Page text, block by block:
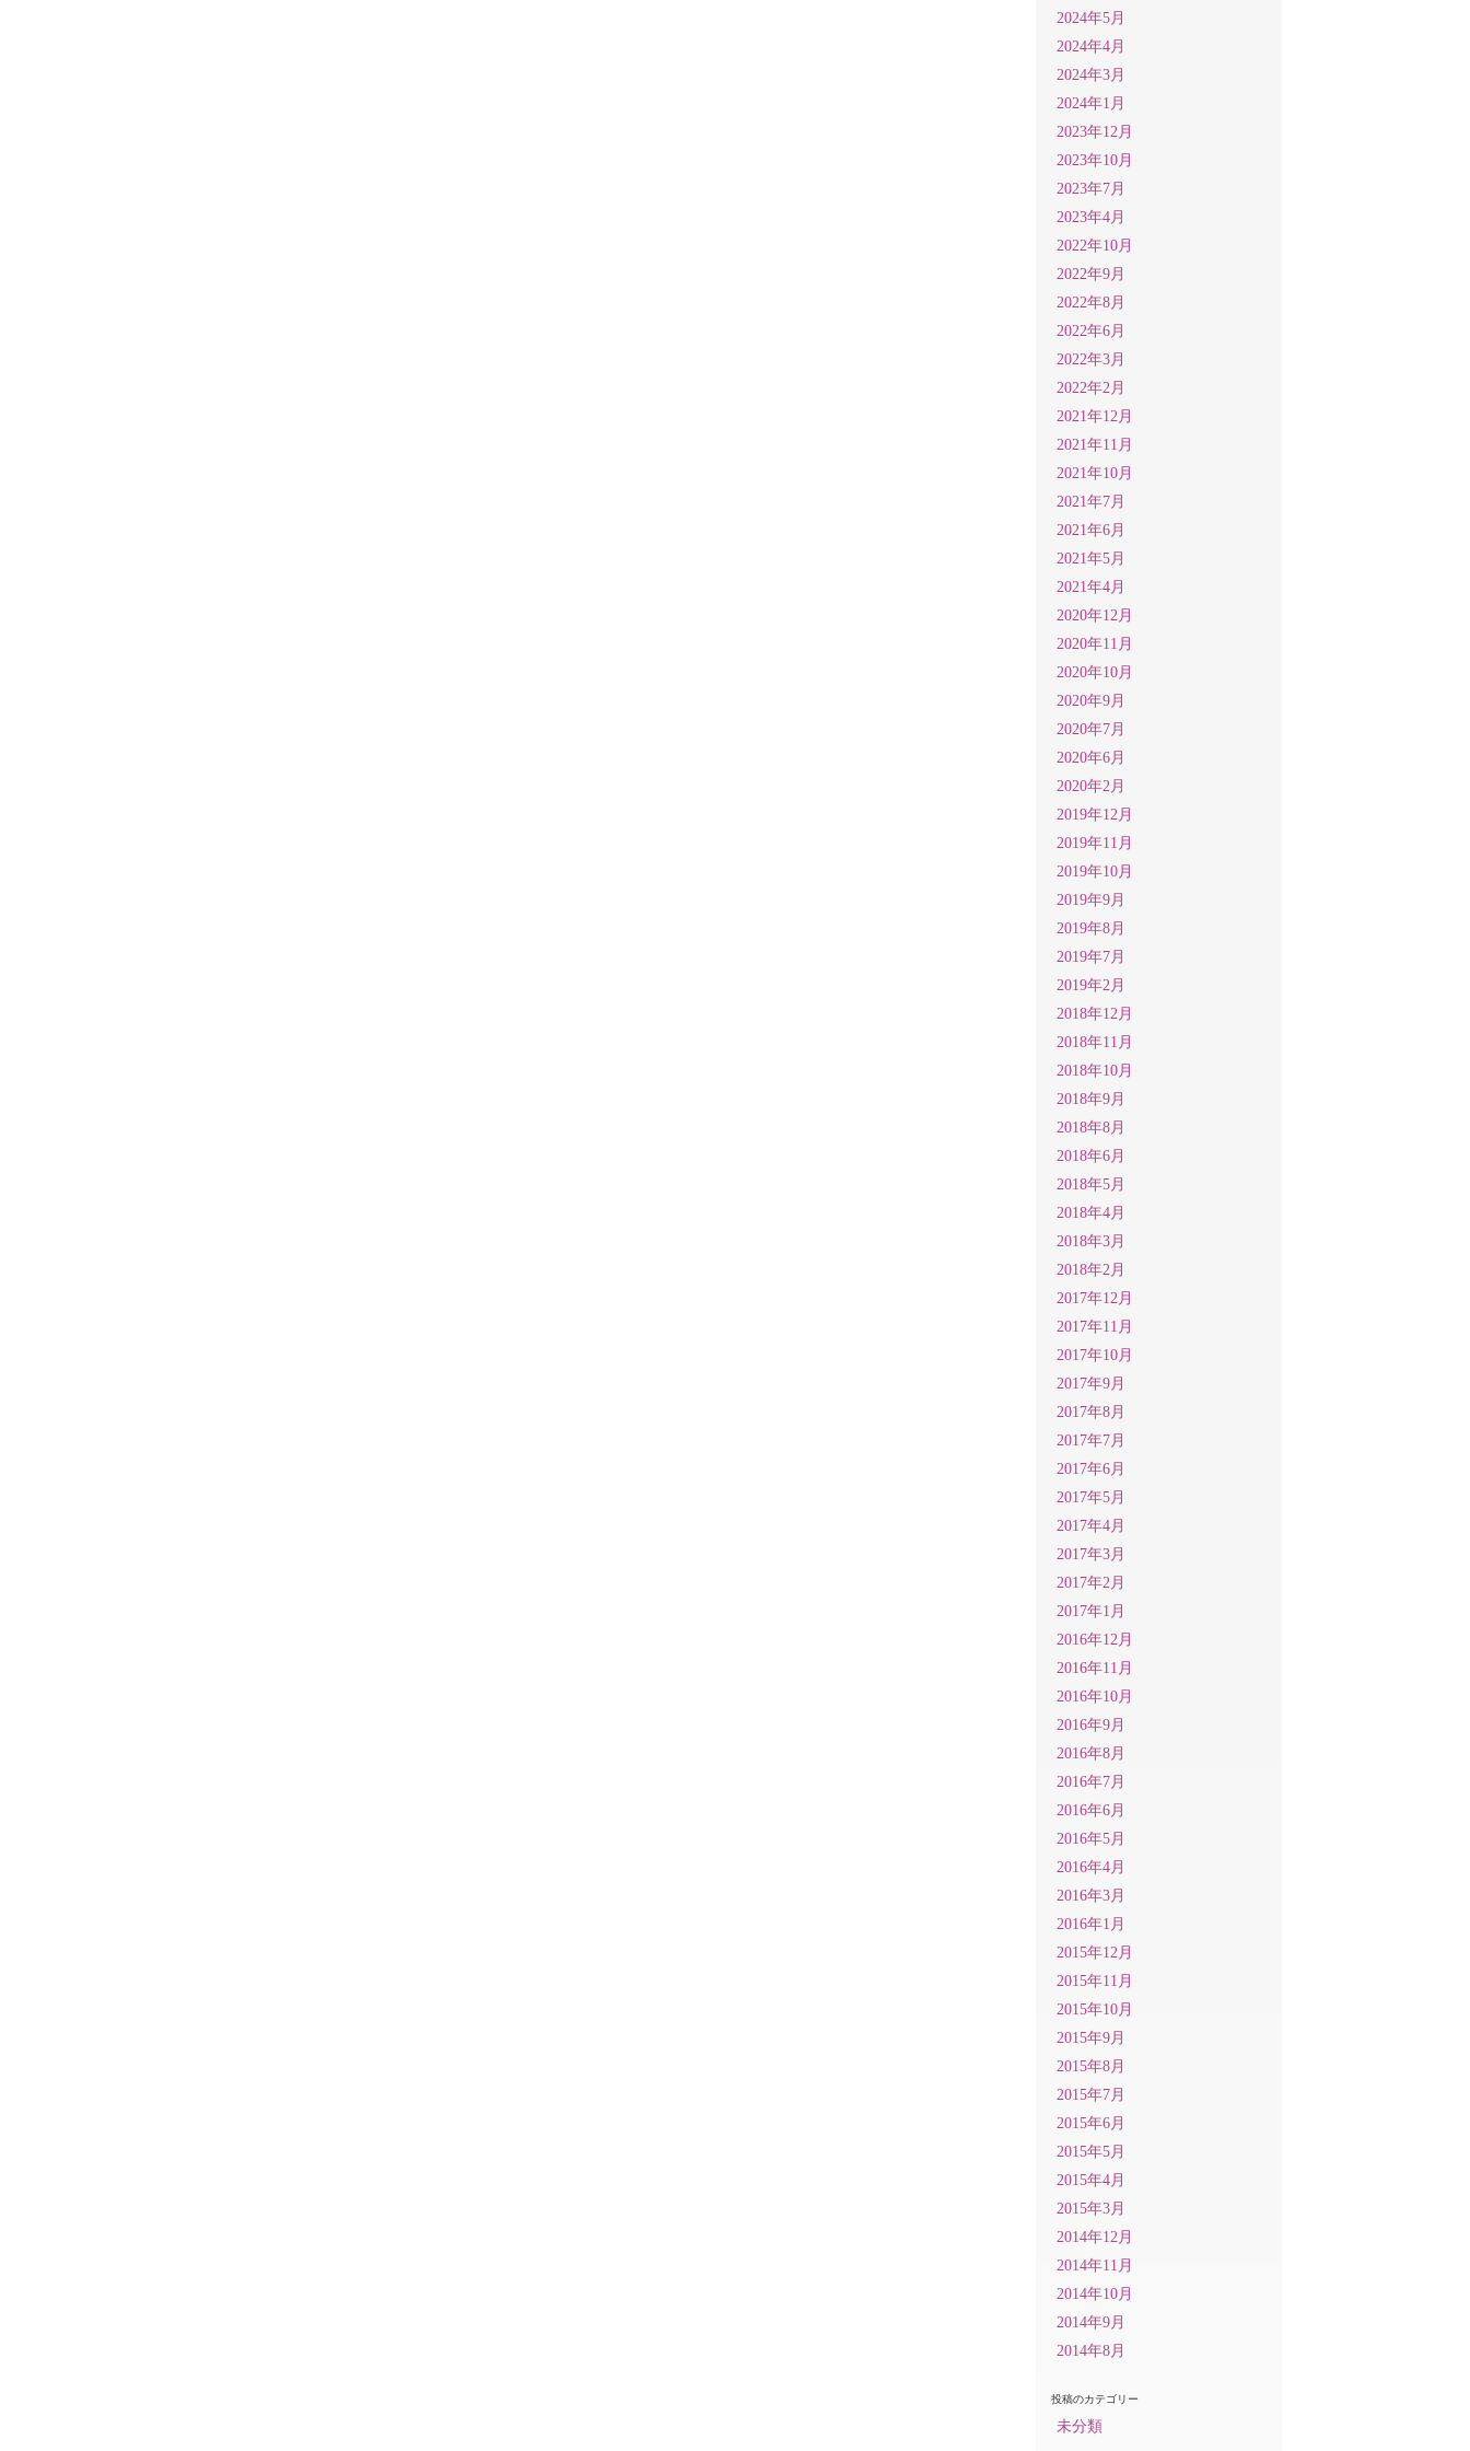
2024年5月
2024年4月
2024年3月
2024年1月
2023年12月
2023年10月
2023年7月
2023年4月
2022年10月
2022年9月
2022年8月
2022年6月
2022年3月
2022年2月
2021年12月
2021年11月
2021年10月
2021年7月
2021年6月
2021年5月
2021年4月
2020年12月
2020年11月
2020年10月
2020年9月
2020年7月
2020年6月
2020年2月
2019年12月
2019年11月
2019年10月
2019年9月
2019年8月
2019年7月
2019年2月
2018年12月
2018年11月
2018年10月
2018年9月
2018年8月
2018年6月
2018年5月
2018年4月
2018年3月
2018年2月
2017年12月
2017年11月
2017年10月
2017年9月
2017年8月
2017年7月
2017年6月
2017年5月
2017年4月
2017年3月
2017年2月
2017年1月
2016年12月
2016年11月
2016年10月
2016年9月
2016年8月
2016年7月
2016年6月
2016年5月
2016年4月
2016年3月
2016年1月
2015年12月
2015年11月
2015年10月
2015年9月
2015年8月
2015年7月
2015年6月
2015年5月
2015年4月
2015年3月
2014年12月
2014年11月
2014年10月
2014年9月
2014年8月
投稿のカテゴリー
未分類